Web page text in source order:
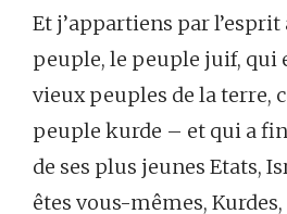
Et j’appartiens par
peuple, le peuple juif, qui
vieux peuples de la terre,
peuple kurde – et qui a
de ses plus jeunes Etats,
êtes vous-mêmes,